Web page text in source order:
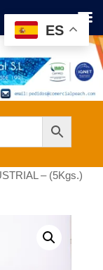
– (5Kgs.)
ES